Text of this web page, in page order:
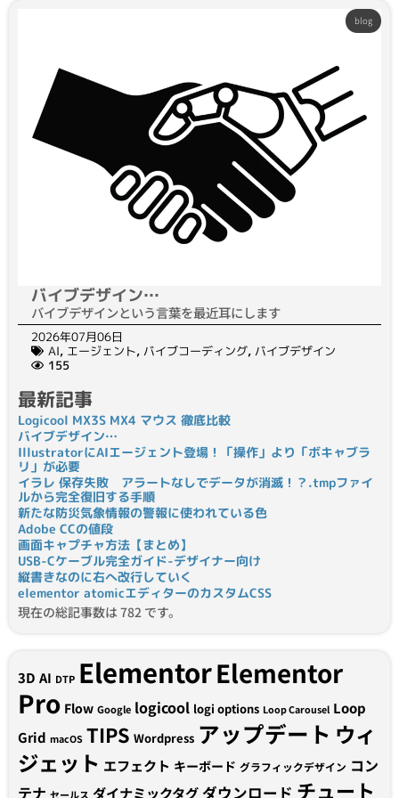
blog
バイブデザイン…
バイブデザインという言葉を最近耳にします
2026年07月06日
AI, エージェント, バイブコーディング, バイブデザイン
155
最新記事
Logicool MX3S MX4 マウス 徹底比較
バイブデザイン…
IllustratorにAIエージェント登場！「操作」より「ボキャブラ
リ」が必要
イラレ 保存失敗 アラートなしでデータが消滅！？.tmpファイ
ルから完全復旧する手順
新たな防災気象情報の警報に使われている色
Adobe CCの値段
画面キャプチャ方法【まとめ】
USB-Cケーブル完全ガイド-デザイナー向け
縦書きなのに右へ改行していく
elementor atomicエディターのカスタムCSS
現在の総記事数は 782 です。
3D AI DTP ElementorElementor
Pro Flow Google logicool logi options Loop Carousel Loop
Grid macOS TIPS Wordpress アップデート ウィ
ジェット エフェクト キーボード グラフィックデザイン コン
テナ セールス ダイナミックタグダウンロード チュート